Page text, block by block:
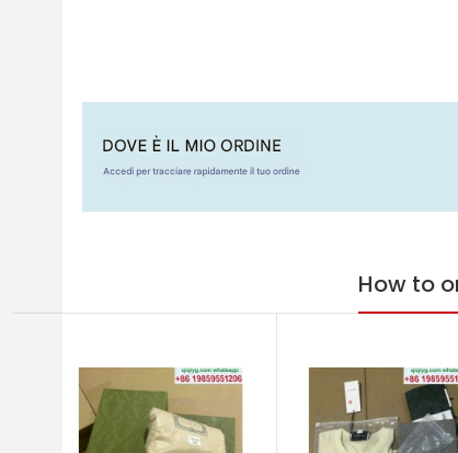
How to